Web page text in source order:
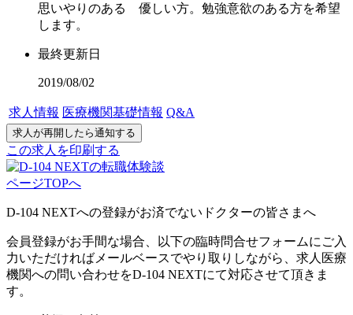
思いやりのある 優しい方。勉強意欲のある方を希望
します。
最終更新日
2019/08/02
求人情報 医療機関基礎情報 Q&A
この求人を印刷する
ページTOPへ
D-104 NEXTへの登録がお済でないドクターの皆さまへ
会員登録がお手間な場合、以下の臨時問合せフォームにご入
力いただければメールベースでやり取りしながら、求人医療
機関への問い合わせをD-104 NEXTにて対応させて頂きま
す。